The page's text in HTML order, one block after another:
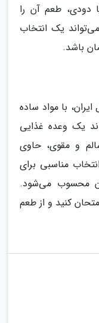
دودی، طعم آن را
یک انتخاب
باشد.
با مواد ساده
یک وعده غذایی
و مقوی، حاوی
مناسبی برای
محسوب می‌شود.
کنید و از طعم